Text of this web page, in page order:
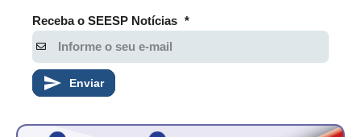
Receba o SEESP Notícias *
Enviar